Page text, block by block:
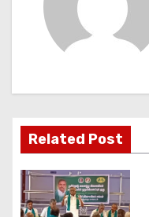
g
a
t
i
Related Post